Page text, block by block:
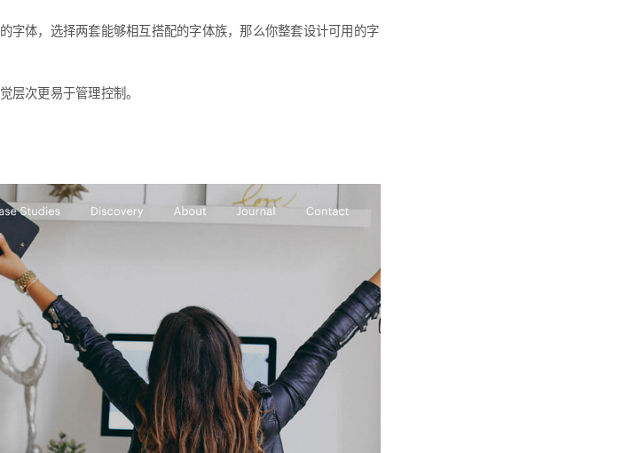
字体，选择两套能够相互搭配的字体族，那么你整套设计可用的字
层次更易于管理控制。